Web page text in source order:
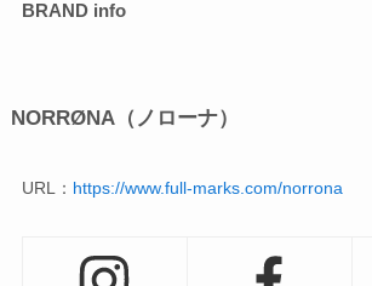
BRAND info
NORRØNA（ノローナ）
URL： https://www.full-marks.com/norrona